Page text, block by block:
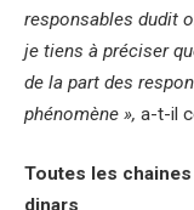
responsables dudit
je tiens à préciser
de la part des
phénomène », a-t-il
Toutes les
dinars